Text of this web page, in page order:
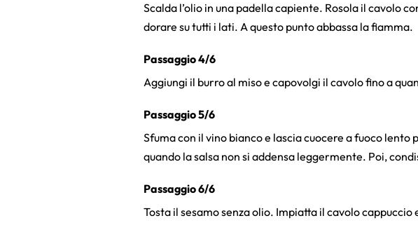
Scalda l’olio in una padella capiente. Rosola il cavolo
dorare su tutti i lati. A questo punto abbassa la fiamma.
Passaggio 4/6
Aggiungi il burro al miso e capovolgi il cavolo fino a
Passaggio 5/6
Sfuma con il vino bianco e lascia cuocere a fuoco lento
quando la salsa non si addensa leggermente. Poi,
Passaggio 6/6
Tosta il sesamo senza olio. Impiatta il cavolo